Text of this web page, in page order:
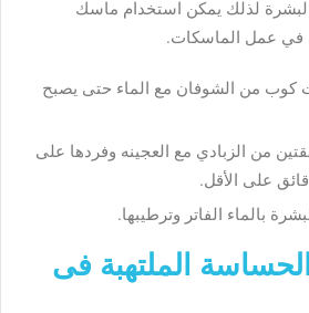
لذلك يمكن استخدام ماسك
في عمل الماسكات.
كوب من الشوفان مع الماء حتى يصبح
من الزبادي مع العجينه وفردها على
بالماء الفاتر وترطيبها.
الملتهبة فى